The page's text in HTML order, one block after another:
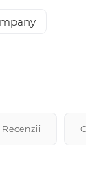
Recenzii